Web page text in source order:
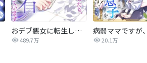
おデブ悪女に転生したら、なぜかラスボス王子様に執着されています
489.7万 20.1万